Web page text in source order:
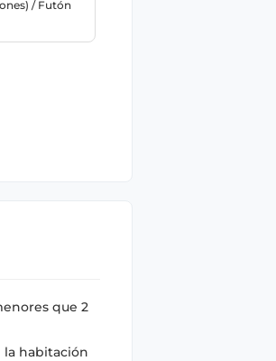
/ Futón
que 2
habitación